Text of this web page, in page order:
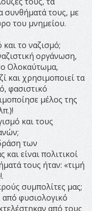
συνθήματά τους, με
του μνημείου.
το ναζισμό;
οργάνωση,
Ολοκαύτωμα,
και χρησιμοποιεί τα
φασιστικό
μέλος της
και τους
των
είναι πολιτικοί
τους ήταν: «τιμή
συμπολίτες μας;
φυσιολογικό
από τους